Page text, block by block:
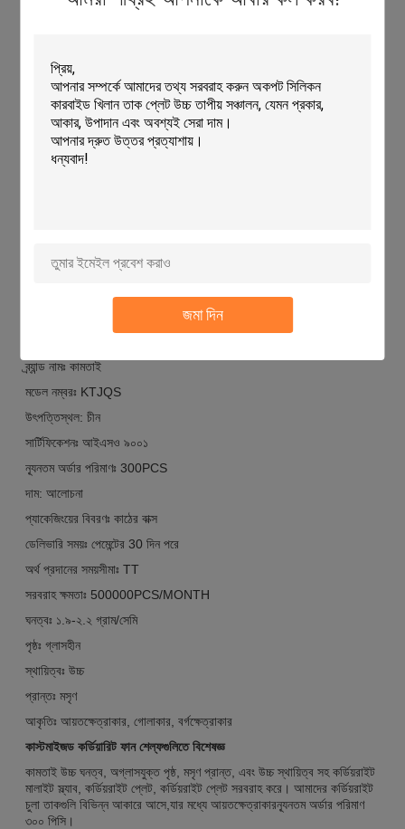
জমা দিন
অ্যাপ্লিকেশনঃ
কামতাই কেটিজেকিউএস কর্ডিয়ারিট ফায়ার শেল্ফগুলি উচ্চ তাপমাত্রা সহ্য করতে এবং
ফায়ারওয়্যারের জন্য স্থিতিশীল সমর্থন সরবরাহ করার জন্য উপযুক্ত।এই cordierite
mullite slabs ISO 9001 দ্বারা প্রত্যয়িত হয় এবং একটি উচ্চ স্থায়িত্ব আছে.
এর প্রান্ত মসৃণ এবং পৃষ্ঠটি গ্লাসহীন। কামতাই কেটিজেকিউএস কর্ডিয়ারিট চুল্লি
ব্র্যান্ড নামঃ কামতাই
মডেল নম্বরঃ KTJQS
উৎপত্তিস্থল: চীন
সার্টিফিকেশনঃ আইএসও ৯০০১
ন্যূনতম অর্ডার পরিমাণঃ 300PCS
দাম: আলোচনা
প্যাকেজিংয়ের বিবরণঃ কাঠের বাক্স
ডেলিভারি সময়ঃ পেমেন্টের 30 দিন পরে
অর্থ প্রদানের সময়সীমাঃ TT
সরবরাহ ক্ষমতাঃ 500000PCS/MONTH
ঘনত্বঃ ১.৯-২.২ গ্রাম/সেমি
পৃষ্ঠঃ গ্লাসহীন
স্থায়িত্বঃ উচ্চ
প্রান্তঃ মসৃণ
আকৃতিঃ আয়তক্ষেত্রাকার, গোলাকার, বর্গক্ষেত্রাকার
কাস্টমাইজড কর্ডিয়ারিট ফান শেল্ফগুলিতে বিশেষজ্ঞ
কামতাই উচ্চ ঘনত্ব, অগ্লাসযুক্ত পৃষ্ঠ, মসৃণ প্রান্ত, এবং উচ্চ স্থায়িত্ব সহ কর্ডিয়রাইট
মালাইট স্ল্যাব, কর্ডিয়রাইট প্লেট, কর্ডিয়রাইট প্লেট সরবরাহ করে। আমাদের কর্ডিয়রাইট
চুলা তাকগুলি বিভিন্ন আকারে আসে,যার মধ্যে আয়তক্ষেত্রাকারন্যূনতম অর্ডার পরিমাণ
৩০০ পিসি।